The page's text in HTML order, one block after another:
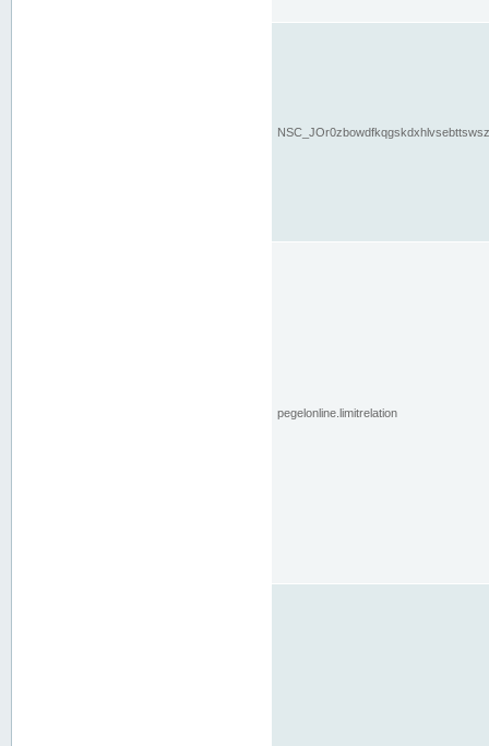
pegelonline.limitrelation